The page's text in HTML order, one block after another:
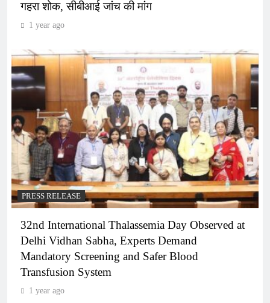
गहरा शोक, सीबीआई जांच की मांग
1 year ago
PRESS RELEASE
32nd International Thalassemia Day Observed at
Delhi Vidhan Sabha, Experts Demand
Mandatory Screening and Safer Blood
Transfusion System
1 year ago